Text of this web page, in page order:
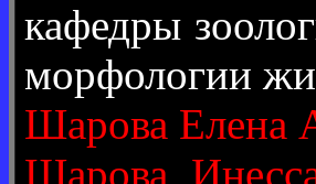
кафедры
морфологии
Шарова Елена
Шарова